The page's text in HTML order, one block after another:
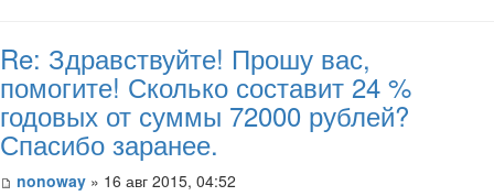
Re: Здравствуйте! Прошу вас,
помогите! Сколько составит 24 %
годовых от суммы 72000 рублей?
Спасибо заранее.
nonoway » 16 авг 2015, 04:52